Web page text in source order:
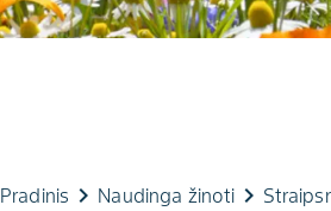
Pradinis keyboard_arrow_right Naudinga žinoti keyboard_arrow_right